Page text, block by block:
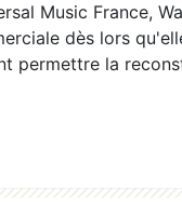
Music France,
dès lors
permettre la